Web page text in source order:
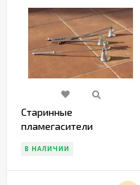
Старинные
пламегасители
В НАЛИЧИИ